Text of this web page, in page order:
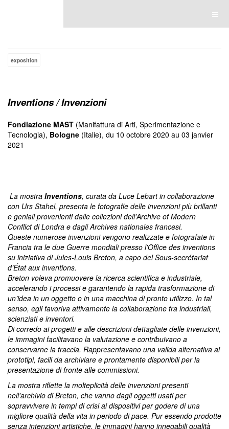
exposition
Inventions / Invenzioni
Fondiazione MAST (Manifattura di Arti, Sperimentazione e
Tecnologia), Bologne (Italie), du 10 octobre 2020 au 03 janvier
2021
La mostra Inventions, curata da Luce Lebart in collaborazione
con Urs Stahel, presenta le fotografie delle invenzioni più brillanti
e geniali provenienti dalle collezioni dell'Archive of Modern
Conflict di Londra e dagli Archives nationales francesi.
Queste numerose invenzioni vengono realizzate e fotografate in
Francia tra le due Guerre mondiali presso l'Office des inventions
su iniziativa di Jules-Louis Breton, a capo del Sous-secrétariat
d’État aux inventions.
Breton voleva promuovere la ricerca scientifica e industriale,
accelerando i processi e garantendo la rapida trasformazione di
un’idea in un oggetto o in una macchina di pronto utilizzo. In tal
senso, egli favoriva attivamente la collaborazione tra industriali,
scienziati e inventori.
Di corredo ai progetti e alle descrizioni dettagliate delle invenzioni,
le immagini facilitavano la valutazione e contribuivano a
conservarne la traccia. Rappresentavano una valida alternativa ai
prototipi, facili da archiviare e prontamente disponibili per la
presentazione di fronte alle commissioni.
La mostra riflette la molteplicità delle invenzioni presenti
nell'archivio di Breton, che vanno dagli oggetti usati per
sopravvivere in tempi di crisi ai dispositivi per godere di una
migliore qualità della vita in periodo di pace. Pur essendo prodotte
senza intenzioni artistiche, le immagini hanno innegabili qualità